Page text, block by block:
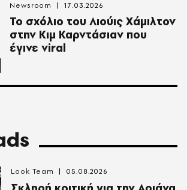
Το σχόλιο του Λιούις Χάμιλτον
στην Κιμ Καρντάσιαν που
έγινε viral
Newsroom 17.03.2026
Look Team 05.08.2026